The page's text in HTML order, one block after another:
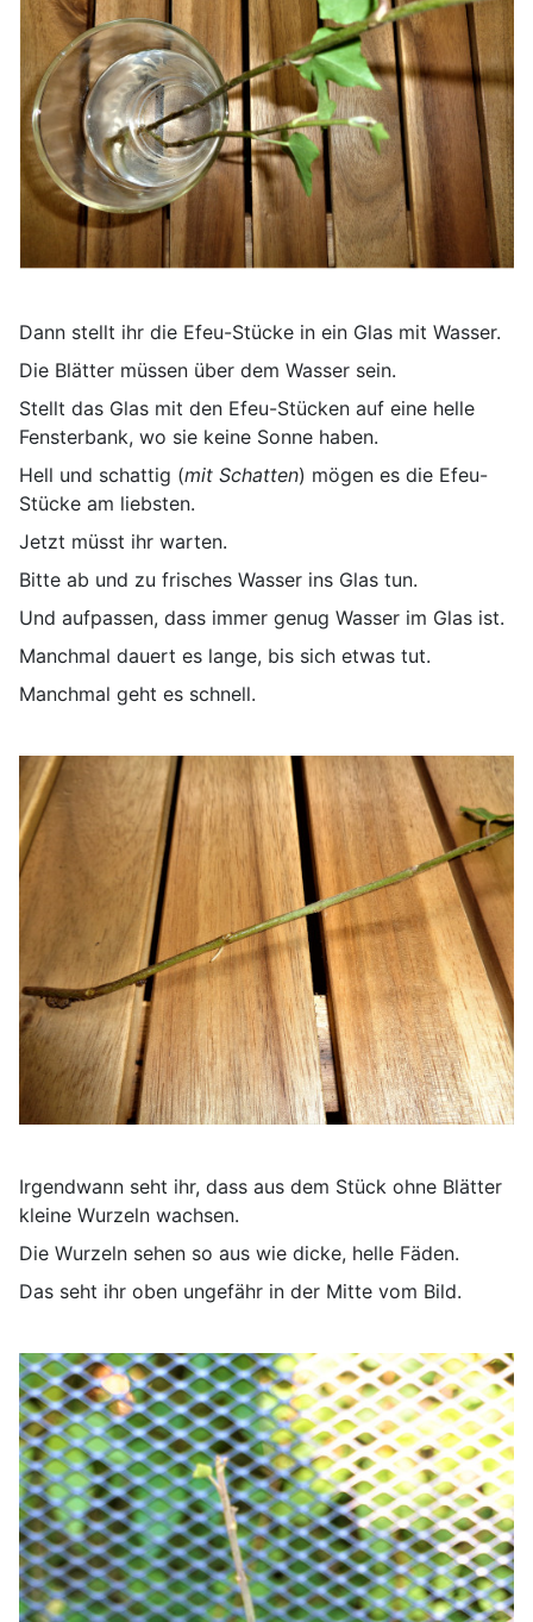
Dann stellt ihr die Efeu-Stücke in ein Glas mit Wasser.
Die Blätter müssen über dem Wasser sein.
Stellt das Glas mit den Efeu-Stücken auf eine helle
Fensterbank, wo sie keine Sonne haben.
Hell und schattig (mit Schatten) mögen es die Efeu-
Stücke am liebsten.
Jetzt müsst ihr warten.
Bitte ab und zu frisches Wasser ins Glas tun.
Und aufpassen, dass immer genug Wasser im Glas ist.
Manchmal dauert es lange, bis sich etwas tut.
Manchmal geht es schnell.
Irgendwann seht ihr, dass aus dem Stück ohne Blätter
kleine Wurzeln wachsen.
Die Wurzeln sehen so aus wie dicke, helle Fäden.
Das seht ihr oben ungefähr in der Mitte vom Bild.